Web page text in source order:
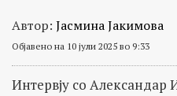
Автор: Јасмина Јакимова
Објавено на 10 јули 2025 во 9:33
Интервју со Александар